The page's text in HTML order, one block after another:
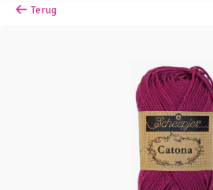
Terug